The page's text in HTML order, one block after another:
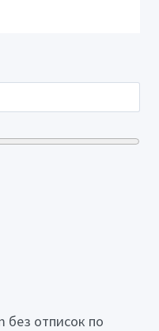
без отписок по